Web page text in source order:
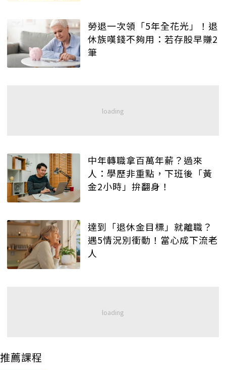
勞退一次領「5年全花光」！退
休族嘆錢不夠用：若存股早賺2
筆
中年轉職拿百萬年薪？過來
人：學歷非重點，下班後「黃
金2小時」拚翻身！
達到「退休金目標」就離職？
遇5情況別衝動！當心成下流老
人
推薦課程